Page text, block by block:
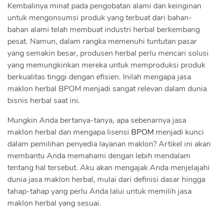
Kembalinya minat pada pengobatan alami dan keinginan
untuk mengonsumsi produk yang terbuat dari bahan-
bahan alami telah membuat industri herbal berkembang
pesat. Namun, dalam rangka memenuhi tuntutan pasar
yang semakin besar, produsen herbal perlu mencari solusi
yang memungkinkan mereka untuk memproduksi produk
berkualitas tinggi dengan efisien. Inilah mengapa jasa
maklon herbal BPOM menjadi sangat relevan dalam dunia
bisnis herbal saat ini.
Mungkin Anda bertanya-tanya, apa sebenarnya jasa
maklon herbal dan mengapa lisensi BPOM menjadi kunci
dalam pemilihan penyedia layanan maklon? Artikel ini akan
membantu Anda memahami dengan lebih mendalam
tentang hal tersebut. Aku akan mengajak Anda menjelajahi
dunia jasa maklon herbal, mulai dari definisi dasar hingga
tahap-tahap yang perlu Anda lalui untuk memilih jasa
maklon herbal yang sesuai.